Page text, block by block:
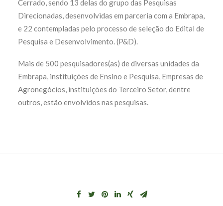
Cerrado, sendo 13 delas do grupo das Pesquisas
Direcionadas, desenvolvidas em parceria com a Embrapa,
e 22 contempladas pelo processo de seleção do Edital de
Pesquisa e Desenvolvimento. (P&D).
Mais de 500 pesquisadores(as) de diversas unidades da
Embrapa, instituições de Ensino e Pesquisa, Empresas de
Agronegócios, instituições do Terceiro Setor, dentre
outros, estão envolvidos nas pesquisas.